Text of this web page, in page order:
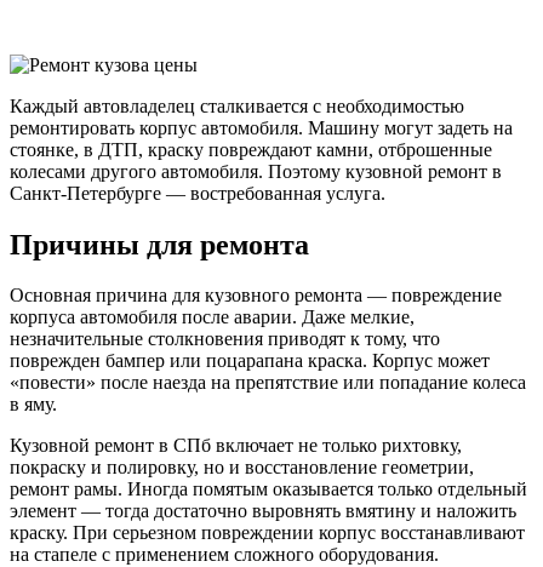
Каждый автовладелец сталкивается с необходимостью
ремонтировать корпус автомобиля. Машину могут задеть на
стоянке, в ДТП, краску повреждают камни, отброшенные
колесами другого автомобиля. Поэтому кузовной ремонт в
Санкт-Петербурге — востребованная услуга.
Причины для ремонта
Основная причина для кузовного ремонта — повреждение
корпуса автомобиля после аварии. Даже мелкие,
незначительные столкновения приводят к тому, что
поврежден бампер или поцарапана краска. Корпус может
«повести» после наезда на препятствие или попадание колеса
в яму.
Кузовной ремонт в СПб включает не только рихтовку,
покраску и полировку, но и восстановление геометрии,
ремонт рамы. Иногда помятым оказывается только отдельный
элемент — тогда достаточно выровнять вмятину и наложить
краску. При серьезном повреждении корпус восстанавливают
на стапеле с применением сложного оборудования.